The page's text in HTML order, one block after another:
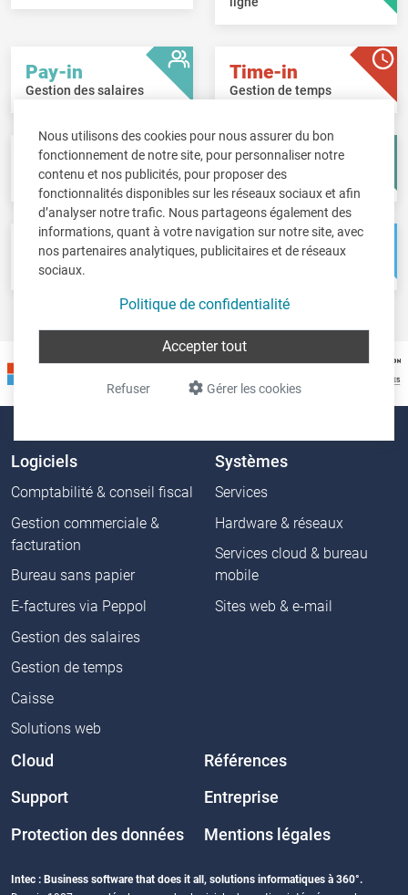
Nous utilisons des cookies pour nous assurer du bon
fonctionnement de notre site, pour personnaliser notre
contenu et nos publicités, pour proposer des
fonctionnalités disponibles sur les réseaux sociaux et afin
d’analyser notre trafic. Nous partageons également des
informations, quant à votre navigation sur notre site, avec
nos partenaires analytiques, publicitaires et de réseaux
sociaux.
Politique de confidentialité
Gérer les cookies
Refuser
Accepter tout
Pay-in
Gestion des salaires
Time-in
Gestion de temps
Fisc-in
Déclarations fiscales
Account-in
Comptes annuels
Pos-in
Caisse
Net-in
Logiciels
Comptabilité & conseil fiscal
Gestion commerciale &
facturation
Bureau sans papier
E-factures via Peppol
Gestion des salaires
Gestion de temps
Caisse
Solutions web
Systèmes
Services
Hardware & réseaux
Services cloud & bureau
mobile
Sites web & e-mail
Cloud Références
Support Entreprise
Protection des données Mentions légales
Intec : Business software that does it all, solutions informatiques à 360°.